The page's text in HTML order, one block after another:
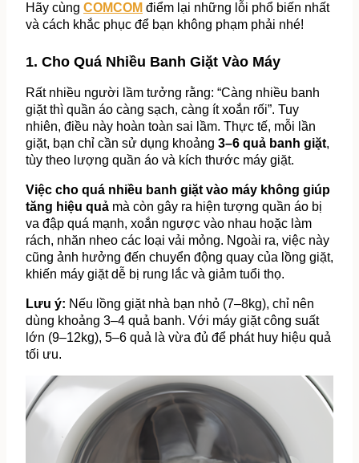
Hãy cùng COMCOM điểm lại những lỗi phổ biến nhất
và cách khắc phục để bạn không phạm phải nhé!
1. Cho Quá Nhiều Banh Giặt Vào Máy
Rất nhiều người lầm tưởng rằng: “Càng nhiều banh
giặt thì quần áo càng sạch, càng ít xoắn rối”. Tuy
nhiên, điều này hoàn toàn sai lầm. Thực tế, mỗi lần
giặt, bạn chỉ cần sử dụng khoảng 3–6 quả banh giặt,
tùy theo lượng quần áo và kích thước máy giặt.
Việc cho quá nhiều banh giặt vào máy không giúp
tăng hiệu quả mà còn gây ra hiện tượng quần áo bị
va đập quá mạnh, xoắn ngược vào nhau hoặc làm
rách, nhăn nheo các loại vải mỏng. Ngoài ra, việc này
cũng ảnh hưởng đến chuyển động quay của lồng giặt,
khiến máy giặt dễ bị rung lắc và giảm tuổi thọ.
Lưu ý: Nếu lồng giặt nhà bạn nhỏ (7–8kg), chỉ nên
dùng khoảng 3–4 quả banh. Với máy giặt công suất
lớn (9–12kg), 5–6 quả là vừa đủ để phát huy hiệu quả
tối ưu.